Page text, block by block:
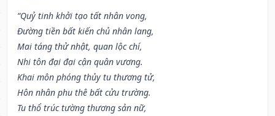
“Quỷ tinh khởi tạo tất nhân vong,
Đường tiền bất kiến chủ nhân lang,
Mai táng thử nhật, quan lộc chí,
Nhi tôn đại đại cận quân vương.
Khai môn phóng thủy tu thương tử,
Hôn nhân phu thê bất cửu trường.
Tu thổ trúc tường thương sản nữ,